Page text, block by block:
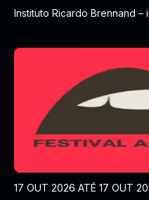
Instituto Ricardo Brennand –
17 OUT 2026 ATÉ 17 OUT